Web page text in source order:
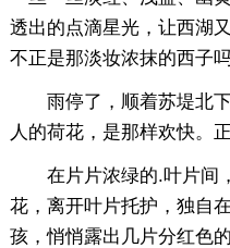
透出的点滴星光，让西湖
不正是那淡妆浓抹的西子吗
雨停了，顺着苏堤北下
人的荷花，是那样欢快。
在片片浓绿的.叶片间
花，离开叶片托护，独自
孩，悄悄露出几片分红色